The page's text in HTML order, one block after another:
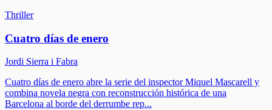
Thriller
Cuatro días de enero
Jordi Sierra i Fabra
Cuatro días de enero abre la serie del inspector Miquel Mascarell y
combina novela negra con reconstrucción histórica de una
Barcelona al borde del derrumbe rep...